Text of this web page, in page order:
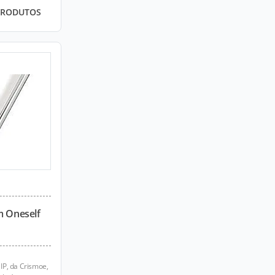
Oneself
da Crismoe,